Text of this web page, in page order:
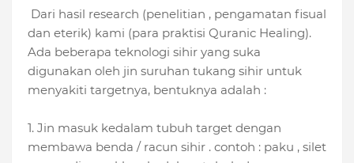
Dari hasil research (penelitian , pengamatan fisual
dan eterik) kami (para praktisi Quranic Healing).
Ada beberapa teknologi sihir yang suka
digunakan oleh jin suruhan tukang sihir untuk
menyakiti targetnya, bentuknya adalah :
1. Jin masuk kedalam tubuh target dengan
membawa benda / racun sihir . contoh : paku , silet